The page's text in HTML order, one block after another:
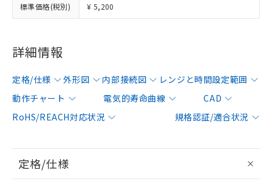
標準価格(税別) ¥ 5,200
詳細情報
定格/仕様 外形図 内部接続図
レンジと時間設定範囲
動作チャート
電気的寿命曲線
CAD
RoHS/REACH対応状況
規格認証/適合状況
定格/仕様